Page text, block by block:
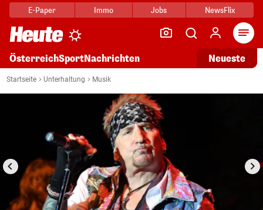
E-Paper Immo Jobs NewsFlix
ÖsterreichSportNachrichten Neueste
Startseite Unterhaltung Musik
1/2